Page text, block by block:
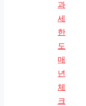
과
세
한
도
매
년
체
크